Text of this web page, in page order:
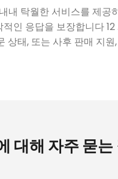
내 탁월한 서비스를 제공
적인 응답을 보장합니다
상태, 또는 사후 판매 지
대해 자주 묻